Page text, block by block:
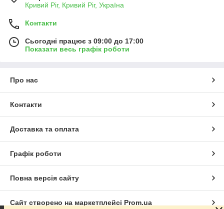
Кривий Ріг, Кривий Ріг, Україна
Контакти
Сьогодні працює з 09:00 до 17:00
Показати весь графік роботи
Про нас
Контакти
Доставка та оплата
Графік роботи
Повна версія сайту
Сайт створено на маркетплейсі Prom.ua